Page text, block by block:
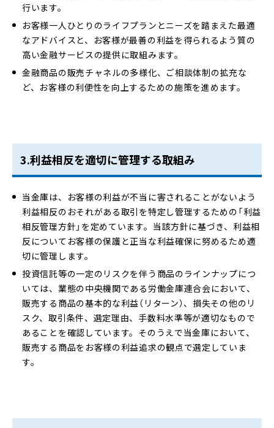
行います。
お客様一人ひとりのライフプランとニーズを踏まえた最適
なアドバイスと、お客様が最善の利益を得られるよう質の
高い金融サービスの提供に取組みます。
金融商品の販売チャネルの多様化、ご相談体制の拡充な
ど、お客様の利便性を向上するための施策を進めます。
3.利益相反を適切に管理する取組み
当金庫は、お客様の利益が不当に害されることがないよう
利益相反のおそれがある取引を特定し管理するための「利益
相反管理方針」を定めています。当該方針に基づき、利益相
反についてお客様の保護と正当な利益確保に努めるため適
切に管理します。
投資信託等の一定のリスクを伴う商品のラインナップにつ
いては、業態の中央機関である労働金庫連合会において、
販売する商品の基本的な利益（リターン）、損失その他のリ
スク、取引条件、選定理由、手数料水準等が適切なもので
あることを確認しています。そのうえで当金庫において、
販売する商品をお客様の利益追求の観点で選定していま
す。